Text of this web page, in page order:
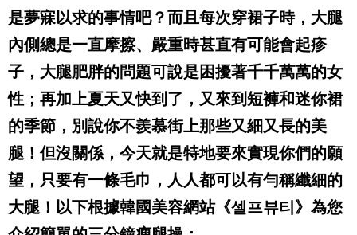
是夢寐以求的事情吧？而且每次穿裙子時，大腿
內側總是一直摩擦、嚴重時甚直有可能會起疹
子，大腿肥胖的問題可說是困擾著千千萬萬的女
性；再加上夏天又快到了，又來到短褲和迷你裙
的季節，別說你不羨慕街上那些又細又長的美
腿！但沒關係，今天就是特地要來實現你們的願
望，只要有一條毛巾，人人都可以有勻稱纖細的
大腿！以下根據韓國美容網站《셀프뷰티 》 為您